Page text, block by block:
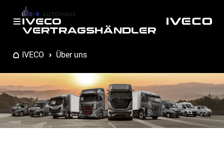
IVECO
VERTRAGSHÄNDLER
IVECO Über uns